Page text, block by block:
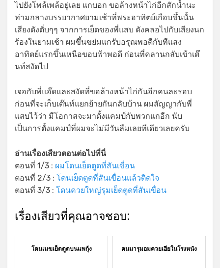
ไปยังโพล้เพล้อยู่เลย แกบอก ขอล้างหน้าไก่อีกสักน้ำนะ
ท่ามกลางบรรยากาศยามเช้าที่พระอาทิตย์เกือบขึ้นนั้น
เสียงดังตั่บๆๆ จากการเย็ดของพี่แสบ ดังคลอไปกับเสียงนก
ร้องในยามเช้า ผมขึ้นขย่มแกรับอรุณพอดีกับทีแสง
อาทิตย์แรกขึ้นเหนือขอบฟ้าพอดี ก่อนที่คลานกลับเข้าเต๊
นท์สงัดไป
เจอกับพี่แอ๊ดและสงัดที่ขอล้างหน้าไก่กันอีกคนละรอบ
ก่อนที่จะเก็บเต๊นท์แยกย้ายกันกลับบ้าน ผมสัญญากับพี่
แสบไว้ว่า มีโอกาสจะมาตั้งแคมป์กับพวกแกอีก นับ
เป็นการตั้งแคมป์ที่ผมจะไม่มีวันลืมเลยทีเดียวเลยครับ
อ่านเรื่องเสียวตอนต่อไปที่นี่
ตอนที่ 1/3 : ผมโดนเย็ดตูดที่สันเขื่อน
ตอนที่ 2/3 : โดนเย็ดตูดที่สันเขื่อนแล้วติดใจ
ตอนที่ 3/3 : โดนควยใหญ่รุมเย็ดตูดที่สันเขื่อน
เรื่องเสียวที่คุณอาจชอบ:
โดนเมฆเย็ดตูดบนแพกุ้ง คนมารุมอมควยเฮียในโรงหนัง